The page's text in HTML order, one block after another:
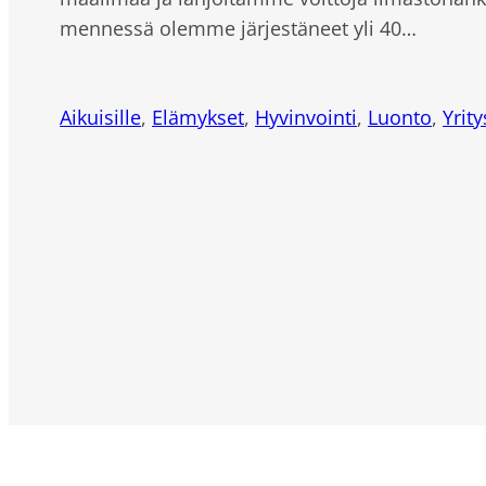
mennessä olemme järjestäneet yli 40…
Aikuisille, Elämykset, Hyvinvointi, Luonto,